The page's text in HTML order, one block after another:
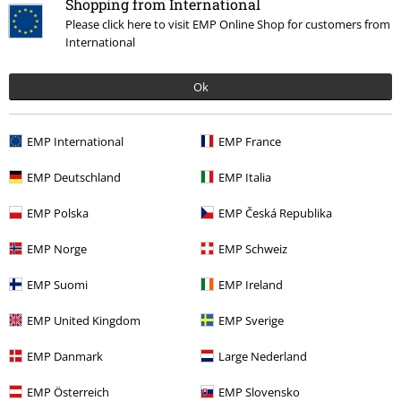
Please click here to visit EMP Online Shop for customers from
International
Ok
EMP International EMP France
EMP Deutschland EMP Italia
EMP Polska EMP Česká Republika
EMP Norge EMP Schweiz
EMP Suomi EMP Ireland
EMP United Kingdom EMP Sverige
EMP Danmark Large Nederland
EMP Österreich EMP Slovensko
More categories. More options.
Bandmerch Media Vinyl
Rea % Media Vinyl
Nyhetsbrev
nyhetsbrev!Mer